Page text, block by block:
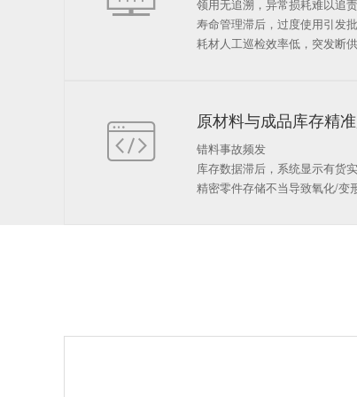
领用无追溯，异常损耗难以追责
寿命管理滞后，过度使用引发
耗材人工巡检效率低，突发断

原材料与成品库存精
错料事故频发
库存数据滞后，系统显示有货
精密零件存储不当导致氧化/变